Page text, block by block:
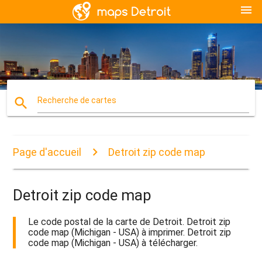
menu
search Recherche de cartes
Page d'accueil Detroit zip code map
Detroit zip code map
Le code postal de la carte de Detroit. Detroit zip
code map (Michigan - USA) à imprimer. Detroit zip
code map (Michigan - USA) à télécharger.